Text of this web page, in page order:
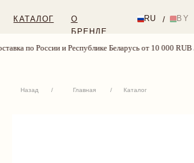
и Республике Беларусь от 10 000 RUB / 350 BYN
КАТАЛОГ
БРЕНДЕ
BY
RU /